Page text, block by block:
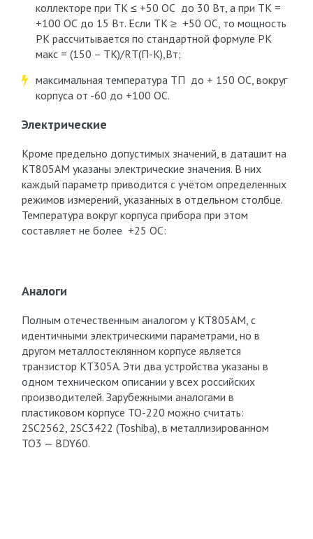
коллекторе при ТК ≤ +50 OС до 30 Вт, а при ТК =
+100 OС до 15 Вт. Если ТК≥ +50 OС, то мощность
PKрассчитывается по стандартной формуле PK
макс= (150 – TК)/RТ(П-К),Вт;
максимальная температура ТП до + 150 OС, вокруг
корпуса от -60 до +100 OС.
Электрические
Кроме предельно допустимых значений, в даташит на
КТ805АМ указаны электрические значения. В них
каждый параметр приводится с учётом определенных
режимов измерений, указанных в отдельном столбце.
Температура вокруг корпуса прибора при этом
составляет не более +25 OС:
Аналоги
Полным отечественным аналогом у КТ805АМ, с
идентичными электрическими параметрами, но в
другом металлостеклянном корпусе является
транзистор КТ305А. Эти два устройства указаны в
одном техническом описании у всех российских
производителей. Зарубежными аналогами в
пластиковом корпусе ТО-220 можно считать:
2SC2562, 2SC3422 (Toshiba), в металлизированном
TO3 — BDY60.